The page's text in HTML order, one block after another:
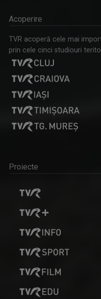
Acoperire
TVR acoperă cele mai
prin cele cinci studiouri
Proiecte